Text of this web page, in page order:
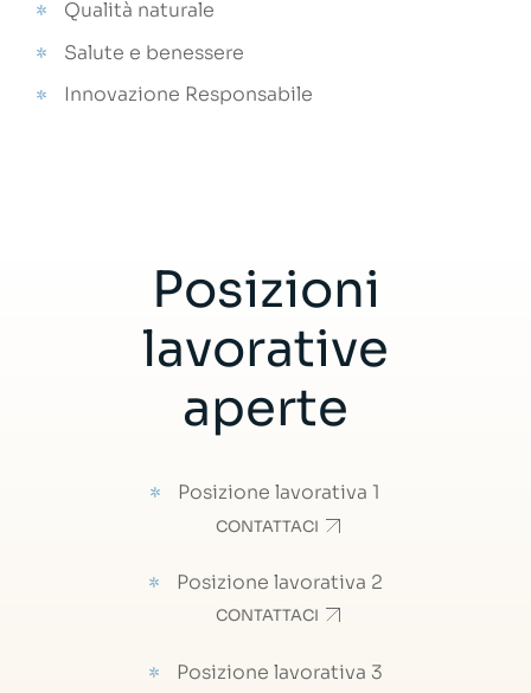
Qualità naturale
Salute e benessere
Innovazione Responsabile
Posizioni
lavorative
aperte
Posizione lavorativa 1
CONTATTACI
Posizione lavorativa 2
CONTATTACI
Posizione lavorativa 3